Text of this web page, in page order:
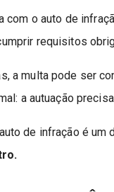
com o auto de
requisitos
a multa pode ser
a autuação
de infração é